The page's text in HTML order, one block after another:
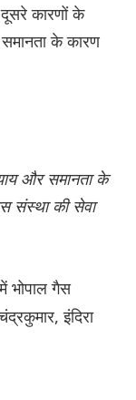
कारणों के
के कारण
और समानता के
संस्था की सेवा
भोपाल गैस
इंदिरा